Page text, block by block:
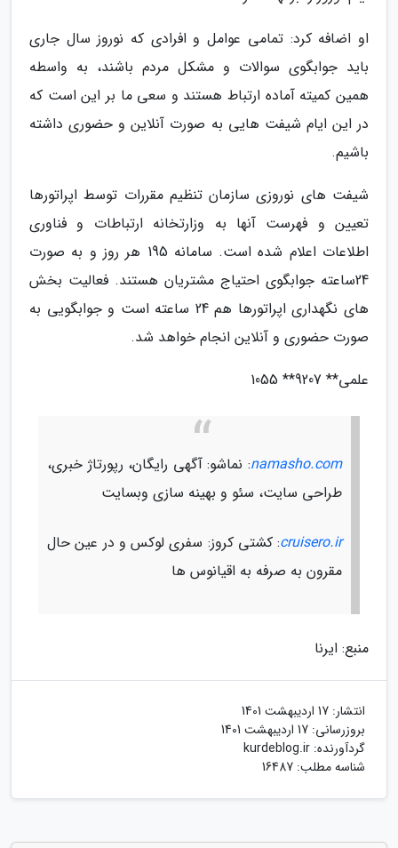
او اضافه کرد: تمامی عوامل و افرادی که نوروز سال جاری
باید جوابگوی سوالات و مشکل مردم باشند، به واسطه
همین کمیته آماده ارتباط هستند و سعی ما بر این است که
در این ایام شیفت هایی به صورت آنلاین و حضوری داشته
باشیم.
شیفت های نوروزی سازمان تنظیم مقررات توسط اپراتورها
تعیین و فهرست آنها به وزارتخانه ارتباطات و فناوری
اطلاعات اعلام شده است. سامانه 195 هر روز و به صورت
24ساعته جوابگوی احتیاج مشتریان هستند. فعالیت بخش
های نگهداری اپراتورها هم 24 ساعته است و جوابگویی به
صورت حضوری و آنلاین انجام خواهد شد.
علمی** 9207** 1055
namasho.com: نماشو: آگهی رایگان، رپورتاژ خبری،
طراحی سایت، سئو و بهینه سازی وبسایت
cruisero.ir: کشتی کروز: سفری لوکس و در عین حال
مقرون به صرفه به اقیانوس ها
منبع: ایرنا
انتشار: 17 اردیبهشت 1401
بروزرسانی: 17 اردیبهشت 1401
گردآورنده: kurdeblog.ir
شناسه مطلب: 16487